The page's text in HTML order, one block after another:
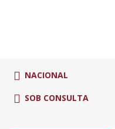
NACIONAL
SOB CONSULTA